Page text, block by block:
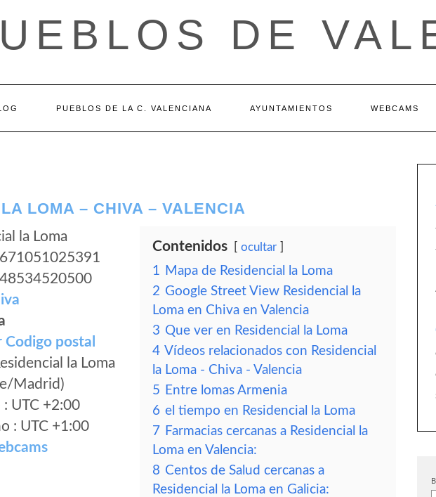
DE
PUEBLOS DE LA C. VALENCIANA AYUNTAMIENTOS WEBCAMS
LOMA – CHIVA – VALENCIA
la Loma
Codigo postal
la Loma
Madrid)
UTC +2:00
: UTC +1:00
Contenidos ocultar
1 Mapa de Residencial la Loma
2 Google Street View Residencial la
Loma en Chiva en Valencia
3 Que ver en Residencial la Loma
4 Vídeos relacionados con Residencial
la Loma - Chiva - Valencia
5 Entre lomas Armenia
6 el tiempo en Residencial la Loma
7 Farmacias cercanas a Residencial la
Loma en Valencia:
8 Centos de Salud cercanas a
Residencial la Loma en Galicia: